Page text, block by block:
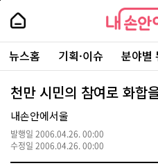
본
로
가
내
손
안
에
서
울
-
서
울
시
대
표
소
내
손
에
울
주
요
서
뉴스홈 기획·이슈 분야별
천만 시민의 참여로 화합
내손안에서울
발행일 2006.04.26. 00:00
수정일 2006.04.26. 00:00
페
상
단
로